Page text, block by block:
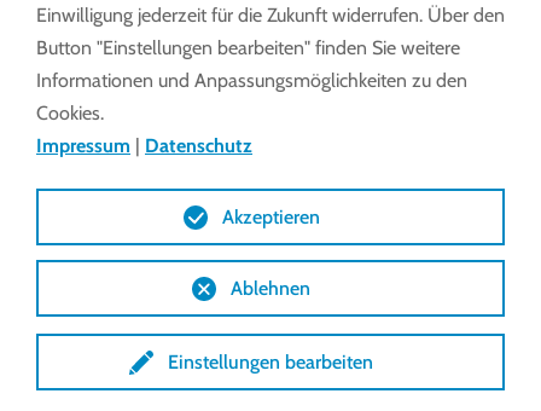
www.lockdrives.com
Impressum
AGB
Einwilligung jederzeit für die Zukunft widerrufen. Über den
Button "Einstellungen bearbeiten" finden Sie weitere
Informationen und Anpassungsmöglichkeiten zu den
Cookies.
Impressum | Datenschutz
Einstellungen bearbeiten
Ablehnen
Akzeptieren